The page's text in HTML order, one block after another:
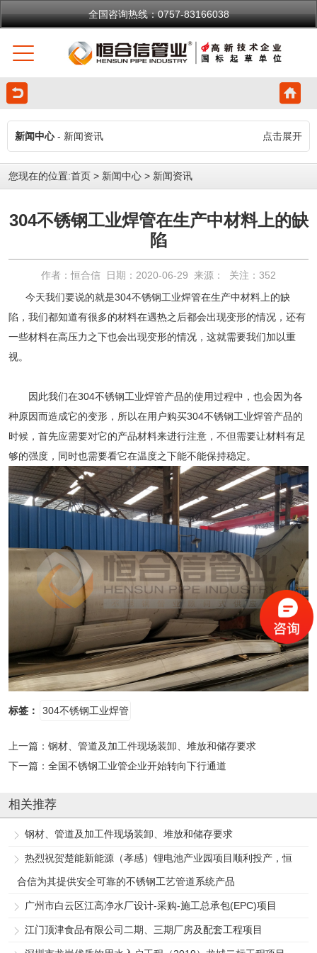
全国咨询热线：0757-83166038
新闻中心- 新闻资讯 点击展开
您现在的位置:首页 > 新闻中心 > 新闻资讯
304不锈钢工业焊管在生产中材料上的缺
陷
作者：恒合信 日期：2020-06-29 来源： 关注： 352
今天我们要说的就是304不锈钢工业焊管在生产中材料上的缺
陷，我们都知道有很多的材料在遇热之后都会出现变形的情况，还有
一些材料在高压力之下也会出现变形的情况，这就需要我们加以重
视。
因此我们在304不锈钢工业焊管产品的使用过程中，也会因为各
种原因而造成它的变形，所以在用户购买304不锈钢工业焊管产品的
时候，首先应需要对它的产品材料来进行注意，不但需要让材料有足
够的强度，同时也需要看它在温度之下能不能保持稳定。
标签： 304不锈钢工业焊管
上一篇： 钢材、管道及加工件现场装卸、堆放和储存要求
下一篇： 全国不锈钢工业管企业开始转向下行通道
相关推荐
钢材、管道及加工件现场装卸、堆放和储存要求
热烈祝贺楚能新能源（孝感）锂电池产业园项目顺利投产，恒
合信为其提供安全可靠的不锈钢工艺管道系统产品
广州市白云区江高净水厂设计-采购-施工总承包(EPC)项目
江门顶津食品有限公司二期、三期厂房及配套工程项目